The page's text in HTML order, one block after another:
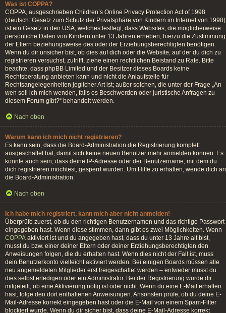
Was ist COPPA?
COPPA, ausgeschrieben Children’s Online Privacy Protection Act of 1998
(deutsch: Gesetz zum Schutz der Privatsphäre von Kindern im Internet von 1998)
ist ein Gesetz in den USA, welches festlegt, dass Websites, die möglicherweise
persönliche Daten von Kindern unter 13 Jahren erheben, hierzu die Zustimmung
der Eltern beziehungsweise des oder der Erziehungsberechtigten benötigen.
Wenn du dir unsicher bist, ob dies auf dich oder die Website, auf der du dich zu
registrieren versuchst, zutrifft, ziehe einen rechtlichen Beistand zu Rate. Bitte
beachte, dass phpBB Limited und der Besitzer dieses Boards keine
Rechtsberatung anbieten kann und nicht die Anlaufstelle für
Rechtsangelegenheiten jeglicher Art ist; außer solchen, die unter der Frage „An
wen soll ich mich wenden, falls es Beschwerden oder juristische Anfragen zu
diesem Forum gibt?“ behandelt werden.
Nach oben
Warum kann ich mich nicht registrieren?
Es kann sein, dass die Board-Administration die Registrierung komplett
ausgeschaltet hat, damit sich keine neuen Benutzer mehr anmelden können. Es
könnte auch sein, dass deine IP-Adresse oder der Benutzername, mit dem du
dich registrieren möchtest, gesperrt wurden. Um Hilfe zu erhalten, wende dich an
die Board-Administration.
Nach oben
Ich habe mich registriert, kann mich aber nicht anmelden!
Überprüfe zuerst, ob du den richtigen Benutzernamen und das richtige Passwort
eingegeben hast. Wenn diese stimmen, dann gibt es zwei Möglichkeiten. Wenn
COPPA aktiviert ist und du angegeben hast, dass du unter 13 Jahre alt bist,
musst du bzw. einer deiner Eltern oder deiner Erziehungsberechtigten den
Anweisungen folgen, die du erhalten hast. Wenn dies nicht der Fall ist, muss
dein Benutzerkonto vielleicht aktiviert werden. Bei einigen Boards müssen alle
neu angemeldeten Mitglieder erst freigeschaltet werden – entweder musst du
dies selbst erledigen oder ein Administrator. Bei der Registrierung wurde dir
mitgeteilt, ob eine Aktivierung nötig ist oder nicht. Wenn du eine E-Mail erhalten
hast, folge den dort enthaltenen Anweisungen. Ansonsten prüfe, ob du deine E-
Mail-Adresse korrekt eingegeben hast oder die E-Mail von einem Spam-Filter
blockiert wurde. Wenn du dir sicher bist, dass deine E-Mail-Adresse korrekt